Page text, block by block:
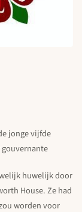
jonge vijfde
gouvernante
huwelijk door
House. Ze had
worden voor